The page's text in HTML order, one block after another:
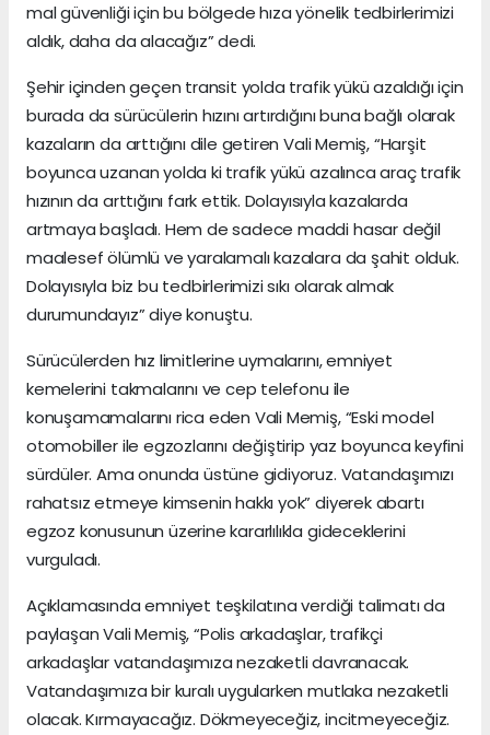
mal güvenliği için bu bölgede hıza yönelik tedbirlerimizi
aldık, daha da alacağız” dedi.
Şehir içinden geçen transit yolda trafik yükü azaldığı için
burada da sürücülerin hızını artırdığını buna bağlı olarak
kazaların da arttığını dile getiren Vali Memiş, “Harşit
boyunca uzanan yolda ki trafik yükü azalınca araç trafik
hızının da arttığını fark ettik. Dolayısıyla kazalarda
artmaya başladı. Hem de sadece maddi hasar değil
maalesef ölümlü ve yaralamalı kazalara da şahit olduk.
Dolayısıyla biz bu tedbirlerimizi sıkı olarak almak
durumundayız” diye konuştu.
Sürücülerden hız limitlerine uymalarını, emniyet
kemelerini takmalarını ve cep telefonu ile
konuşamamalarını rica eden Vali Memiş, “Eski model
otomobiller ile egzozlarını değiştirip yaz boyunca keyfini
sürdüler. Ama onunda üstüne gidiyoruz. Vatandaşımızı
rahatsız etmeye kimsenin hakkı yok” diyerek abartı
egzoz konusunun üzerine kararlılıkla gideceklerini
vurguladı.
Açıklamasında emniyet teşkilatına verdiği talimatı da
paylaşan Vali Memiş, “Polis arkadaşlar, trafikçi
arkadaşlar vatandaşımıza nezaketli davranacak.
Vatandaşımıza bir kuralı uygularken mutlaka nezaketli
olacak. Kırmayacağız. Dökmeyeceğiz, incitmeyeceğiz.